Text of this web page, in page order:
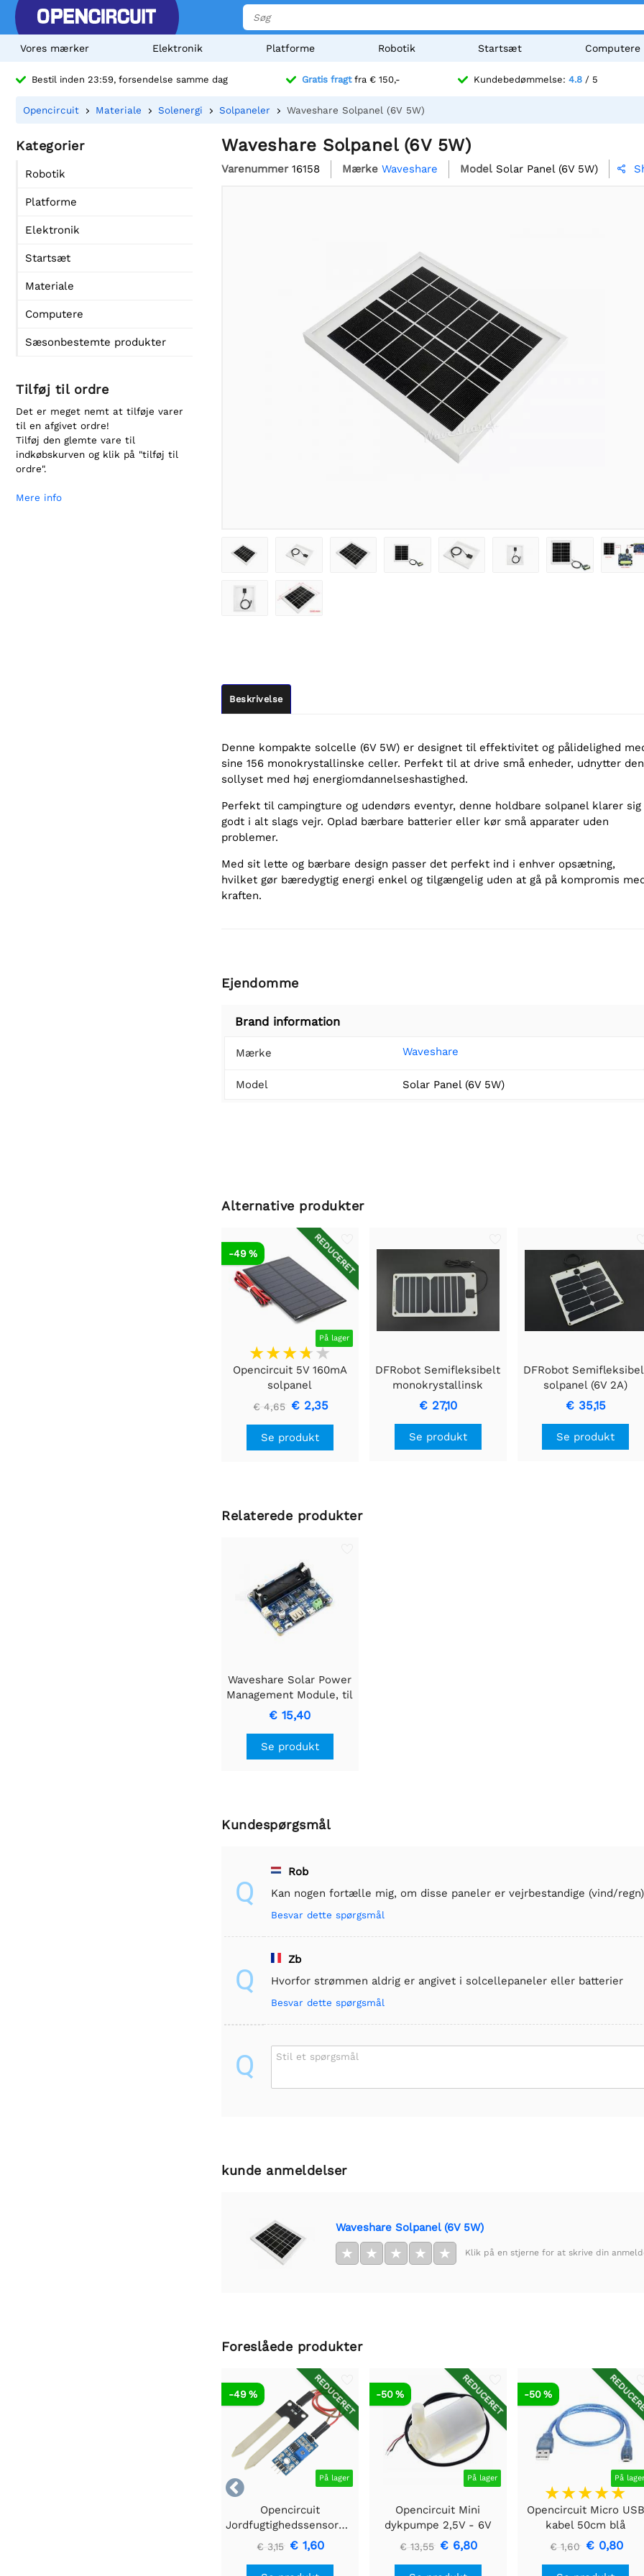
Vores mærker Elektronik Platforme Robotik Startsæt Computere
Bestil inden 23:59, forsendelse samme dag Gratis fragtfra € 150,- Kundebedømmelse: 4.8 / 5
Opencircuit Materiale Solenergi Solpaneler Waveshare Solpanel (6V 5W)
Kategorier
Robotik
Platforme
Elektronik
Startsæt
Materiale
Computere
Sæsonbestemte produkter
Tilføj til ordre
Det er meget nemt at tilføje varer
til en afgivet ordre!
Tilføj den glemte vare til
indkøbskurven og klik på "tilføj til
ordre".
Mere info
Waveshare Solpanel (6V 5W)
Varenummer 16158 Mærke Waveshare Model Solar Panel (6V 5W) 
Beskrivelse
Denne kompakte solcelle (6V 5W) er designet til effektivitet og pålidelighed
sine 156 monokrystallinske celler. Perfekt til at drive små enheder, udnytter den
sollyset med høj energiomdannelseshastighed.
Perfekt til campingture og udendørs eventyr, denne holdbare solpanel klarer sig
godt i alt slags vejr. Oplad bærbare batterier eller kør små apparater uden
problemer.
Med sit lette og bærbare design passer det perfekt ind i enhver opsætning,
hvilket gør bæredygtig energi enkel og tilgængelig uden at gå på kompromis
kraften.
Ejendomme
Brand information
Mærke Waveshare
Model Solar Panel (6V 5W)
Alternative produkter
REDUCERET
På lager
-49 %
Opencircuit 5V 160mA
solpanel
€ 4,65 € 2,35
Se produkt
DFRobot Semifleksibelt
monokrystallinsk
solpanel (6V 1A)
€ 27,10
Se produkt
DFRobot
solpanel (6V 2A)
€ 35,15
Se produkt
Relaterede produkter
Waveshare Solar Power
Management Module, til
6V~24V solpanel
€ 15,40
Se produkt
Kundespørgsmål
Q
Rob
Kan nogen fortælle mig, om disse paneler er vejrbestandige (vind/
Besvar dette spørgsmål
Q
Zb
Hvorfor strømmen aldrig er angivet i solcellepaneler eller batterier
Besvar dette spørgsmål
Q Stil et spørgsmål
kunde anmeldelser
Waveshare Solpanel (6V 5W)
★ ★ ★ ★ ★ Klik på en stjerne for at skrive din
Foreslåede produkter

REDUCERET
På lager
-49 %
Opencircuit
Jordfugtighedssensormodul
€ 3,15 € 1,60
REDUCERET
På lager
-50 %
Opencircuit Mini
dykpumpe 2,5V - 6V
€ 13,55 € 6,80
På
-50 %
Opencircuit Micro USB
kabel 50cm blå
€ 1,60 € 0,80